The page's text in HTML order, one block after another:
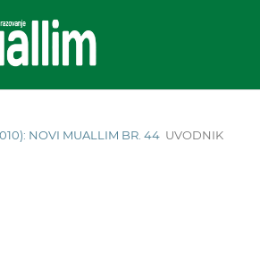
NOVI MUALLIM BR. 44 UVODNIK